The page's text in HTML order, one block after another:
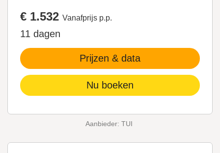
€ 1.532 Vanafprijs p.p.
11 dagen
Prijzen & data
Nu boeken
Aanbieder: TUI